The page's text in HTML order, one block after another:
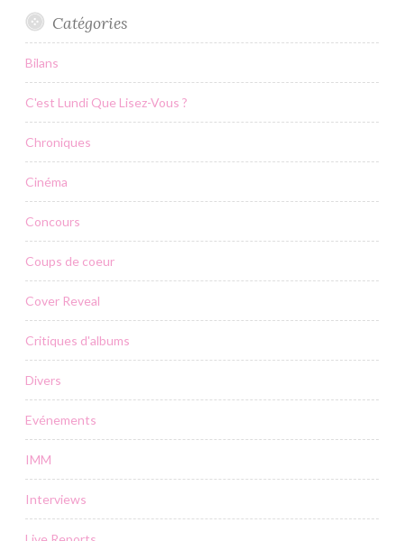
Catégories
Bilans
C'est Lundi Que Lisez-Vous ?
Chroniques
Cinéma
Concours
Coups de coeur
Cover Reveal
Critiques d'albums
Divers
Evénements
IMM
Interviews